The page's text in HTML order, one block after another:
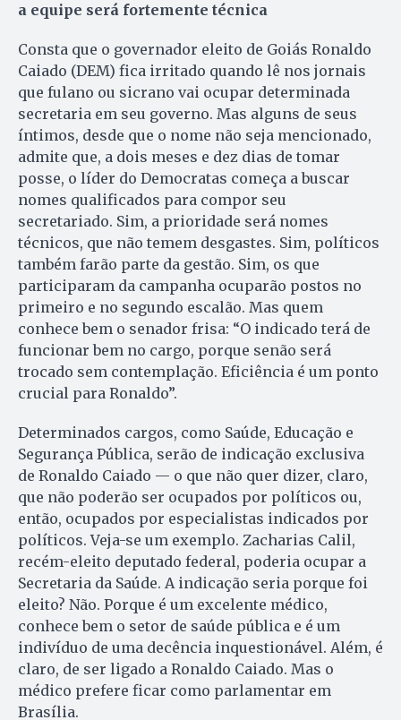
a equipe será fortemente técnica
Consta que o governador eleito de Goiás Ronaldo
Caiado (DEM) fica irritado quando lê nos jornais
que fulano ou sicrano vai ocupar determinada
secretaria em seu governo. Mas alguns de seus
íntimos, desde que o nome não seja mencionado,
admite que, a dois meses e dez dias de tomar
posse, o líder do Democratas começa a buscar
nomes qualificados para compor seu
secretariado. Sim, a prioridade será nomes
técnicos, que não temem desgastes. Sim, políticos
também farão parte da gestão. Sim, os que
participaram da campanha ocuparão postos no
primeiro e no segundo escalão. Mas quem
conhece bem o senador frisa: “O indicado terá de
funcionar bem no cargo, porque senão será
trocado sem contemplação. Eficiência é um ponto
crucial para Ronaldo”.
Determinados cargos, como Saúde, Educação e
Segurança Pública, serão de indicação exclusiva
de Ronaldo Caiado — o que não quer dizer, claro,
que não poderão ser ocupados por políticos ou,
então, ocupados por especialistas indicados por
políticos. Veja-se um exemplo. Zacharias Calil,
recém-eleito deputado federal, poderia ocupar a
Secretaria da Saúde. A indicação seria porque foi
eleito? Não. Porque é um excelente médico,
conhece bem o setor de saúde pública e é um
indivíduo de uma decência inquestionável. Além, é
claro, de ser ligado a Ronaldo Caiado. Mas o
médico prefere ficar como parlamentar em
Brasília.